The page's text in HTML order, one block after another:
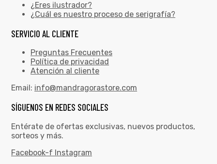
¿Eres ilustrador?
¿Cuál es nuestro proceso de serigrafía?
SERVICIO AL CLIENTE
Preguntas Frecuentes
Política de privacidad
Atención al cliente
Email: info@mandragorastore.com
SÍGUENOS EN REDES SOCIALES
Entérate de ofertas exclusivas, nuevos productos,
sorteos y más.
Facebook-f Instagram